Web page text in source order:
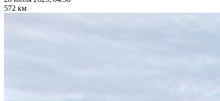
572 км